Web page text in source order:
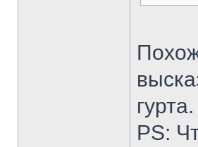
гурта.
PS: